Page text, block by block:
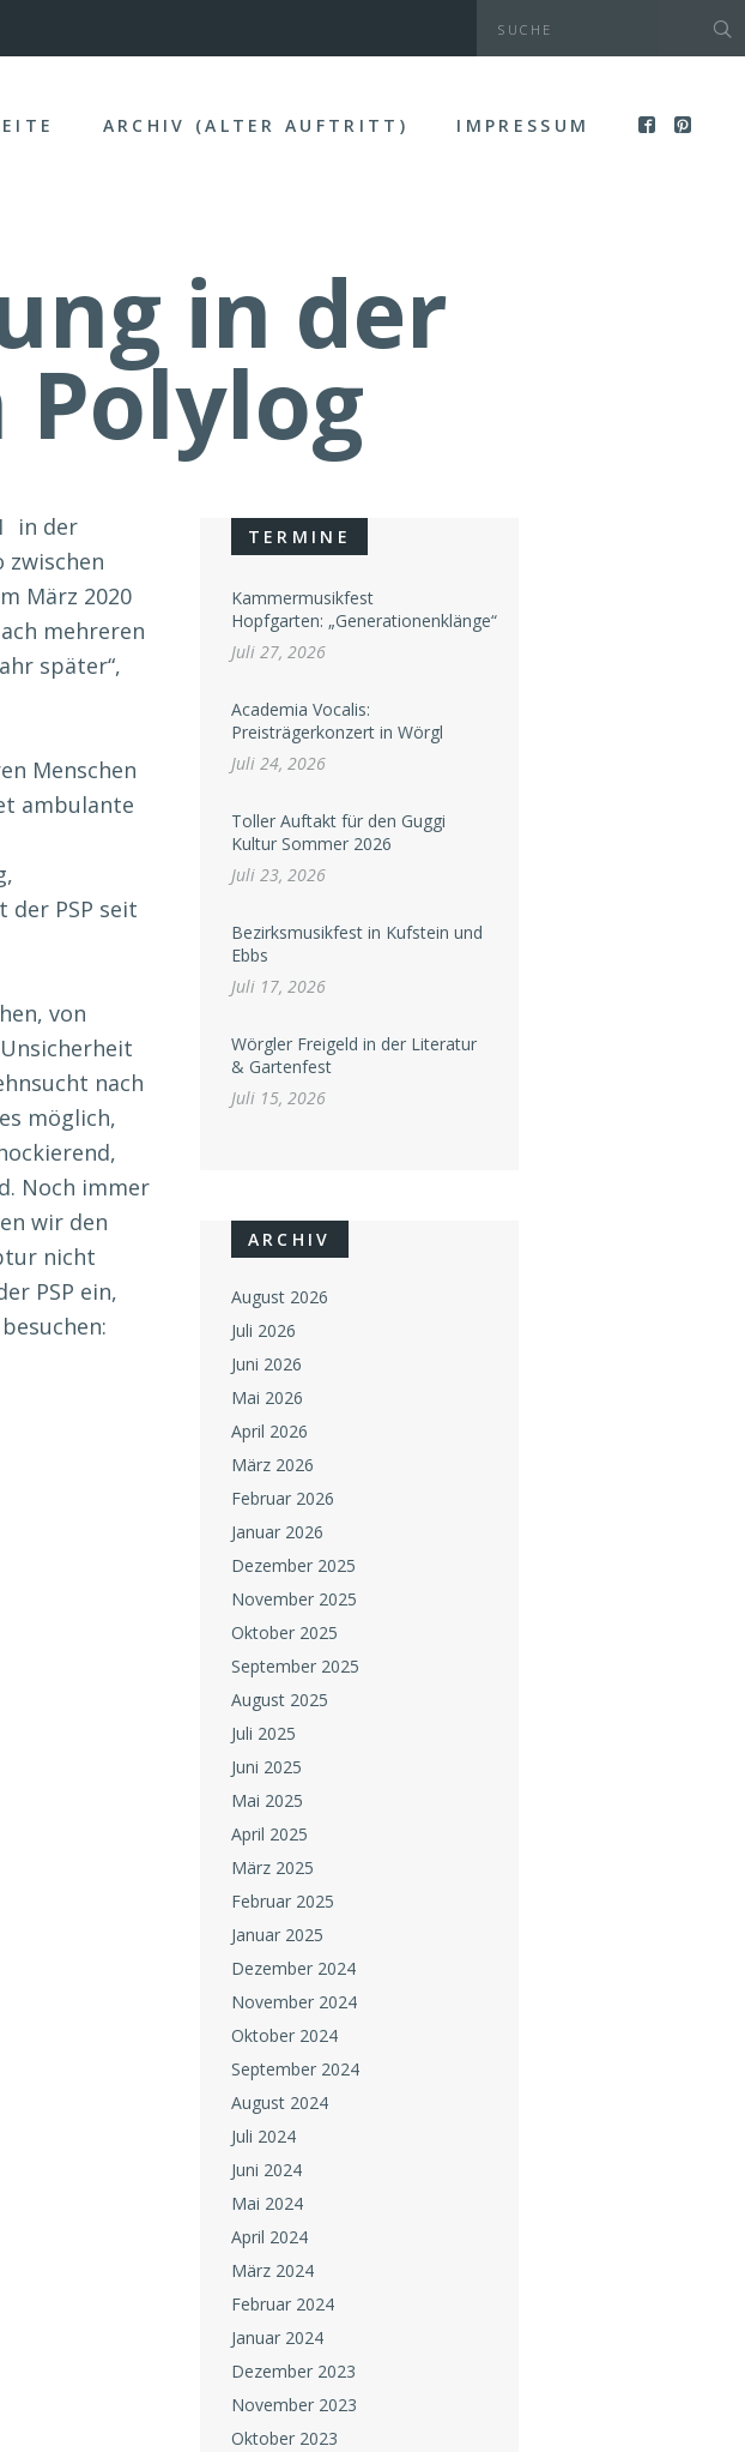
ARCHIV (ALTER AUFTRITT) IMPRESSUM
in der
Polylog
in der
zwischen
März 2020
mehreren
später“,
Menschen
ambulante
PSP seit
von
nach
möglich,
Noch immer
wir den
nicht
PSP ein,
TERMINE
Kammermusikfest
Hopfgarten: „Generationenklänge“
Juli 27, 2026
Academia Vocalis:
Preisträgerkonzert in Wörgl
Juli 24, 2026
Toller Auftakt für den Guggi
Kultur Sommer 2026
Juli 23, 2026
Bezirksmusikfest in Kufstein und
Ebbs
Juli 17, 2026
Wörgler Freigeld in der Literatur
& Gartenfest
Juli 15, 2026
ARCHIV
August 2026
Juli 2026
Juni 2026
Mai 2026
April 2026
März 2026
Februar 2026
Januar 2026
Dezember 2025
November 2025
Oktober 2025
September 2025
August 2025
Juli 2025
Juni 2025
Mai 2025
April 2025
März 2025
Februar 2025
Januar 2025
Dezember 2024
November 2024
Oktober 2024
September 2024
August 2024
Juli 2024
Juni 2024
Mai 2024
April 2024
März 2024
Februar 2024
Januar 2024
Dezember 2023
November 2023
Oktober 2023